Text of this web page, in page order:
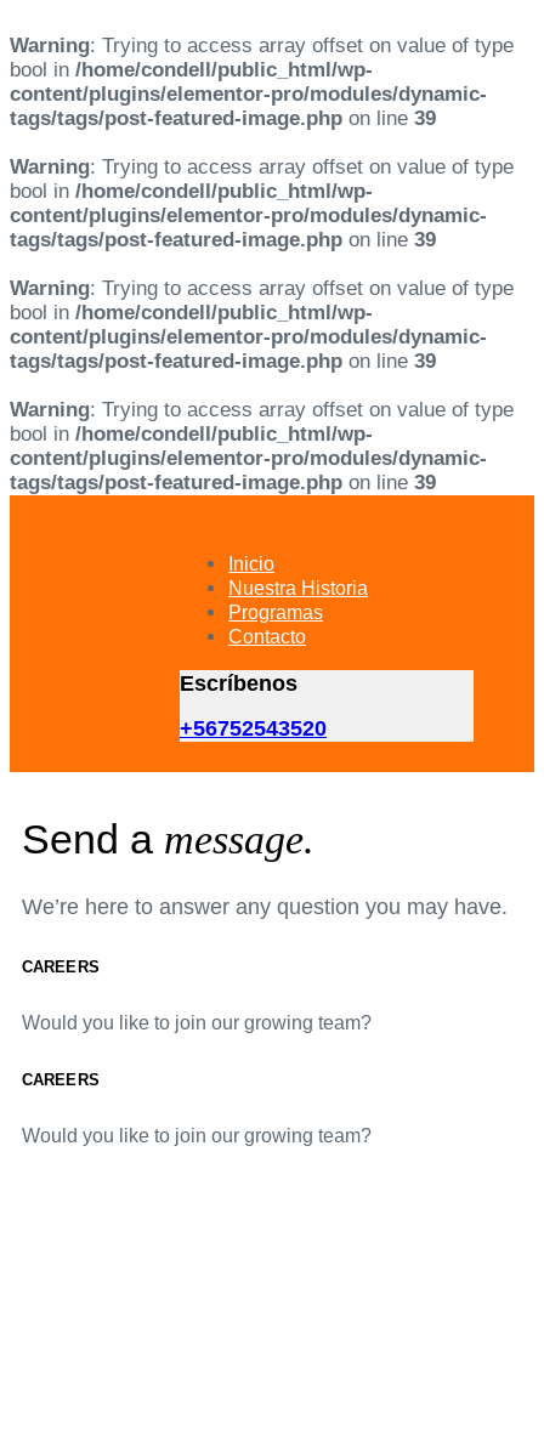
Warning: Trying to access array offset on value of type
bool in /home/condell/public_html/wp-
content/plugins/elementor-pro/modules/dynamic-
tags/tags/post-featured-image.php on line 39
Warning: Trying to access array offset on value of type
bool in /home/condell/public_html/wp-
content/plugins/elementor-pro/modules/dynamic-
tags/tags/post-featured-image.php on line 39
Warning: Trying to access array offset on value of type
bool in /home/condell/public_html/wp-
content/plugins/elementor-pro/modules/dynamic-
tags/tags/post-featured-image.php on line 39
Warning: Trying to access array offset on value of type
bool in /home/condell/public_html/wp-
content/plugins/elementor-pro/modules/dynamic-
tags/tags/post-featured-image.php on line 39
Inicio
Nuestra Historia
Programas
Contacto
Escríbenos
+56752543520
Send a message.
We’re here to answer any question you may have.
CAREERS
Would you like to join our growing team?
CAREERS
Would you like to join our growing team?